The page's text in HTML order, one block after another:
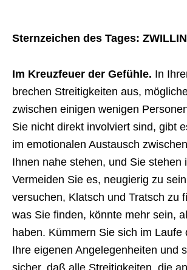
Sternzeichen des Tages:
Im Kreuzfeuer der Gefühle. In
brechen Streitigkeiten aus,
zwischen einigen wenigen
Sie nicht direkt involviert sind, gibt
im emotionalen Austausch
Ihnen nahe stehen, und Sie stehen
Vermeiden Sie es, neugierig zu
versuchen, Klatsch und Tratsch zu
was Sie finden, könnte mehr sein,
haben. Kümmern Sie sich im Laufe
Ihre eigenen Angelegenheiten und
sicher, daß alle Streitigkeiten, die